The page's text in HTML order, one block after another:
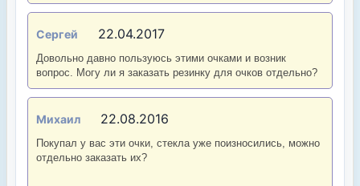
Сергей 22.04.2017
Довольно давно пользуюсь этими очками и возник
вопрос. Могу ли я заказать резинку для очков отдельно?
Михаил 22.08.2016
Покупал у вас эти очки, стекла уже поизносились, можно
отдельно заказать их?